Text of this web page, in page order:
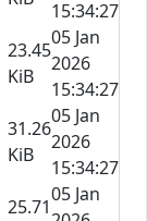
15:34:27
23.45
KiB
05 Jan
2026
15:34:27
31.26
KiB
05 Jan
2026
15:34:27
25.71
05 Jan